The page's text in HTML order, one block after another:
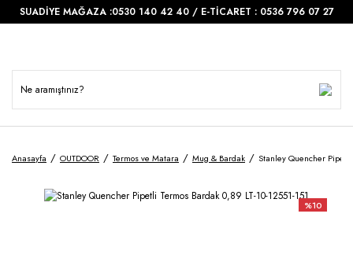
SUADİYE MAĞAZA :0530 140 42 40 / E-TİCARET : 0536 796 07 27
Anasayfa OUTDOOR Termos ve Matara Mug & Bardak Stanley Quencher Pipetli
%10